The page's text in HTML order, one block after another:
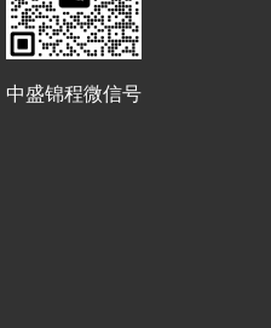
中盛锦程微信号